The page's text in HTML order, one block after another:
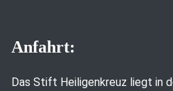
Anfahrt:
Das Stift Heiligenkreuz liegt in